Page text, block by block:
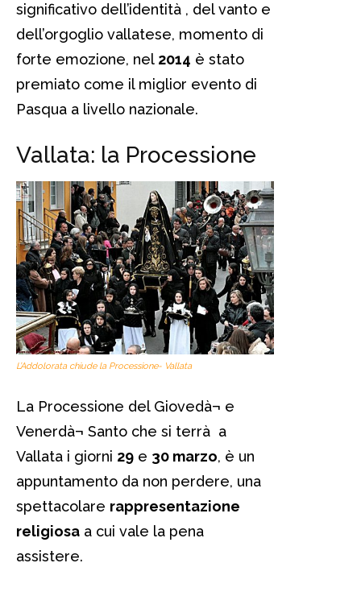
significativo dell’identità , del vanto e
dell’orgoglio vallatese, momento di
forte emozione, nel 2014 è stato
premiato come il miglior evento di
Pasqua a livello nazionale.
Vallata: la Processione
L’Addolorata chiude la Processione- Vallata
La Processione del Giovedà¬ e
Venerdà¬ Santo che si terrà a
Vallata i giorni 29 e 30 marzo, è un
appuntamento da non perdere, una
spettacolare rappresentazione
religiosa a cui vale la pena
assistere.